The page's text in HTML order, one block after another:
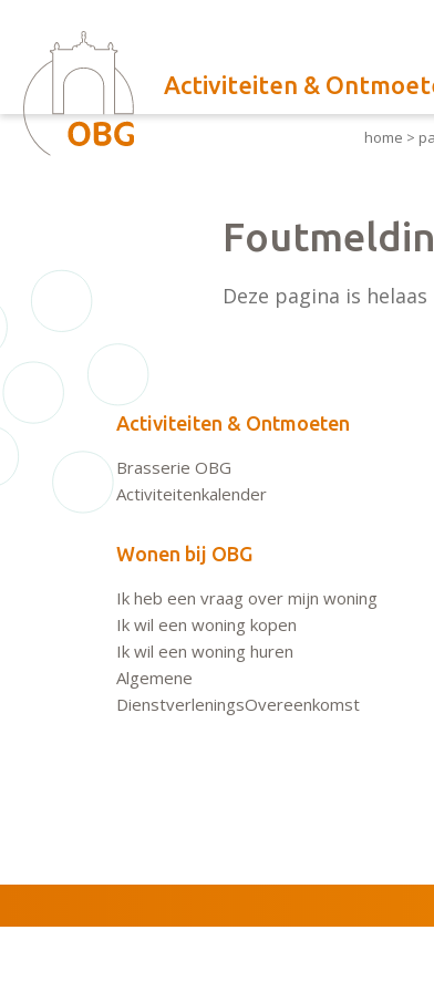
home >
Deze pagina is
Activiteiten & Ontmoeten
Brasserie OBG
Activiteitenkalender
Wonen bij OBG
Ik heb een vraag over mijn woning
Ik wil een woning kopen
Ik wil een woning huren
Algemene
DienstverleningsOvereenkomst
Activiteiten &